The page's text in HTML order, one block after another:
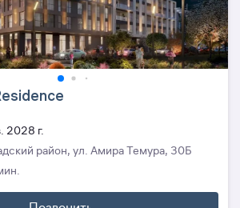
2028 г.
район, ул. Амира Темура, 30Б